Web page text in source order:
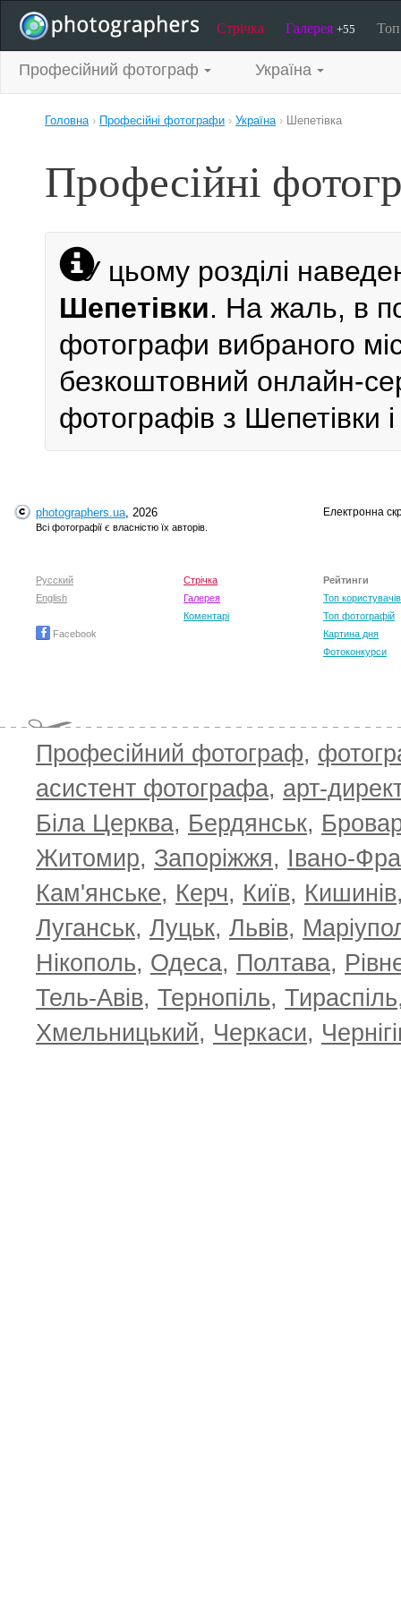
Стрічка Галерея +55
Професійний фотограф Україна
Головна› Професійні фотографи › Україна› Шепетівка
Професійні
У цьому розділі
Шепетівки. На жаль, в
фотографи вибраного
безкоштовний онлайн-
фотографів з Шепетівки
photographers.ua, 2026
Всі фотографії є власністю їх авторів.
Електронна
Русский
English
Facebook
Стрічка
Галерея
Коментарі
Рейтинги
Топ користувачів
Топ фотографій
Картина дня
Фотоконкурси
Професійний фотограф,
асистент фотографа, арт-
Біла Церква, Бердянськ,
Житомир, Запоріжжя, Івано-
Кам'янське, Керч, Київ, Кишинів
Луганськ, Луцьк, Львів,
Нікополь, Одеса, Полтава,
Тель-Авів, Тернопіль, Тираспіль
Хмельницький, Черкаси,